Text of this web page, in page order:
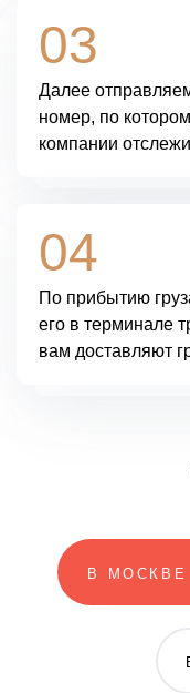
03
Далее
номер, по
компании
04
По прибытию
его в терминале
вам доставляют
В МОСКВЕ
Оплата
ПАО